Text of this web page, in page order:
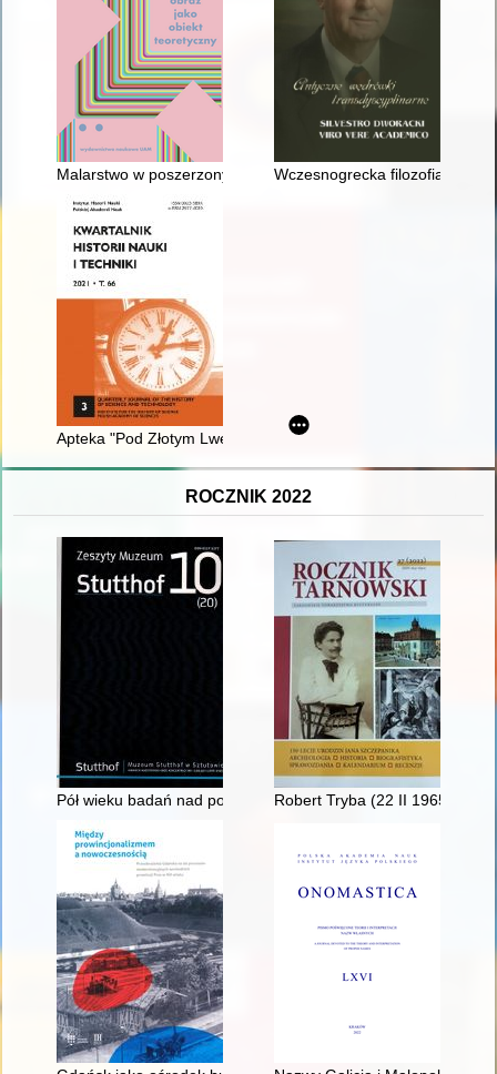
Malarstwo w poszerzonym polu : Sala Neoplastyczna jako
Wczesnogrecka filozofia i
Apteka "Pod Złotym Lwem" na tle krótkiej historii aptekarstwa
ROCZNIK 2022
Pół wieku badań nad pomorską konspiracją w Muzeum
Robert Tryba (22 II 1965,